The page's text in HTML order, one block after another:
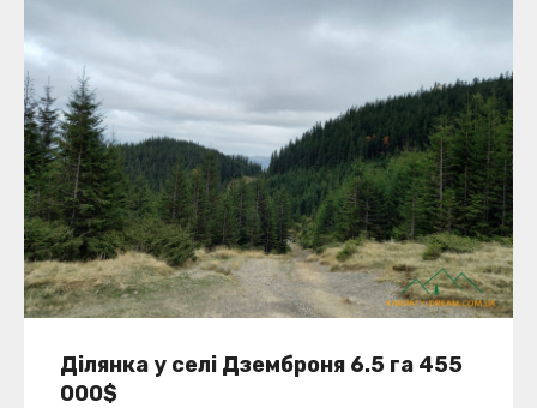
Ділянка у селі Дземброня 6.5 га 455
000$